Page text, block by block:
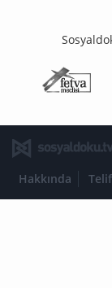
Hakkında